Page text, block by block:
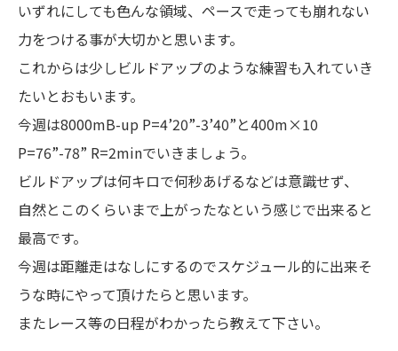
いずれにしても色んな領域、ペースで走っても崩れない
力をつける事が大切かと思います。
これからは少しビルドアップのような練習も入れていき
たいとおもいます。
今週は8000mB-up P=4’20”-3’40”と400m×10
P=76”-78” R=2minでいきましょう。
ビルドアップは何キロで何秒あげるなどは意識せず、
自然とこのくらいまで上がったなという感じで出来ると
最高です。
今週は距離走はなしにするのでスケジュール的に出来そ
うな時にやって頂けたらと思います。
またレース等の日程がわかったら教えて下さい。